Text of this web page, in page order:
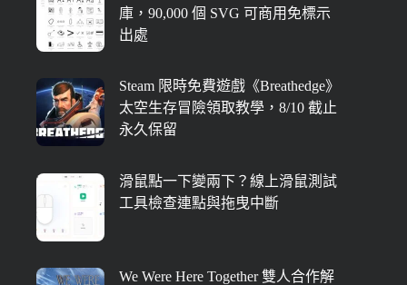
庫，90,000 個 SVG 可商用免標示
出處
Steam 限時免費遊戲《Breathedge》
太空生存冒險領取教學，8/10 截止
永久保留
滑鼠點一下變兩下？線上滑鼠測試
工具檢查連點與拖曳中斷
We Were Here Together 雙人合作解